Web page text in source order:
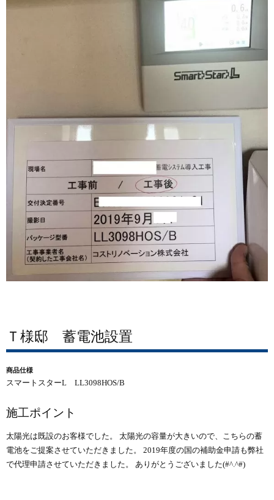
Ｔ様邸 蓄電池設置
商品仕様
スマートスターL LL3098HOS/B
施工ポイント
太陽光は既設のお客様でした。 太陽光の容量が大きいので、こちらの蓄
電池をご提案させていただきました。 2019年度の国の補助金申請も弊社
で代理申請させていただきました。 ありがとうございました(#^.^#)